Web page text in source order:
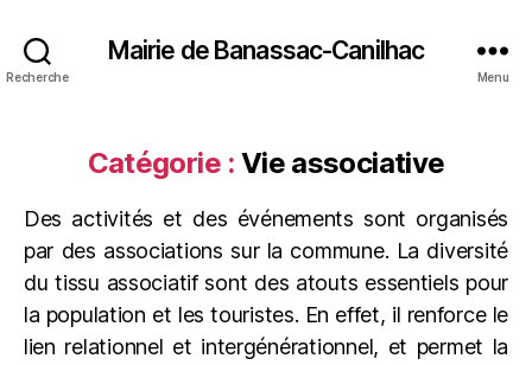
Recherche
Mairie de Banassac-Canilhac
Menu
Catégorie : Vie associative
Des activités et des événements sont organisés
par des associations sur la commune. La diversité
du tissu associatif sont des atouts essentiels pour
la population et les touristes. En effet, il renforce le
lien relationnel et intergénérationnel, et permet la